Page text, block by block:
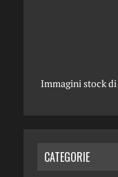
Immagini stock di
CATEGORIE